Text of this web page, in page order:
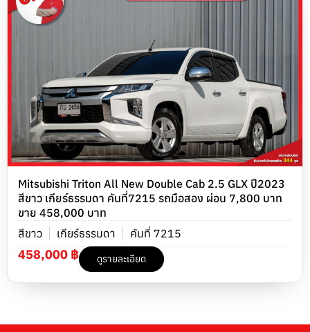
Mitsubishi Triton All New Double Cab 2.5 GLX ปี2023
สีขาว เกียร์ธรรมดา คันที่7215 รถมือสอง ผ่อน 7,800 บาท
ขาย 458,000 บาท
สีขาว
เกียร์ธรรมดา คันที่ 7215
458,000 ฿ ดูรายละเอียด